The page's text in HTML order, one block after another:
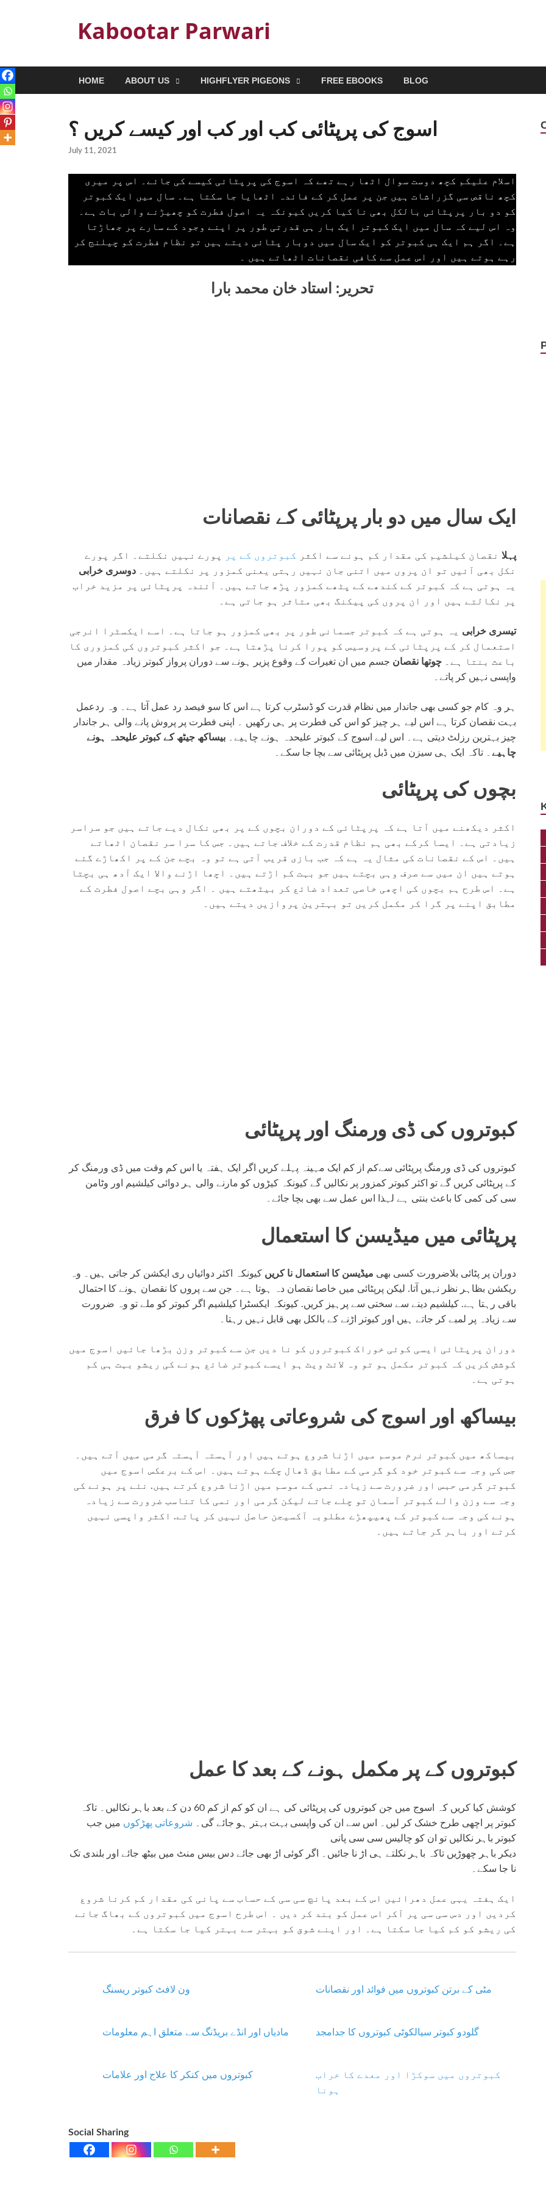
Kabootar Parwari
HOME ABOUT US HIGHFLYER PIGEONS FREE EBOOKS BLOG
اسوج کی پرپٹائی کب اور کب اور کیسے کریں ؟
July 11, 2021
اسلام علیکم کچھ دوست سوال اٹھا رہے تھے کہ اسوج کی پرپٹائی کیسے کی جائے۔ اس پر میری
کچھ ناقص سی گزراشات ہیں جن پر عمل کر کے فائدہ اٹھایا جا سکتا ہے۔ سال میں ایک کبوتر
کو دو بار پرپٹائی بالکل بھی نا کیا کریں کیونکہ یہ اصول فطرت کو چھیڑنے والی بات ہے۔
وہ اس لیے کہ سال میں ایک کبوتر ایک بار ہی قدرتی طور پر اپنے وجود کے سارے پر جھاڑتا
ہے۔ اگر ہم ایک ہی کبوتر کو ایک سال میں دوبار پٹائی دیتے ہیں تو نظام فطرت کو چیلنج کر
رہے ہوتے ہیں اور اس عمل سے کافی نقصانات اٹھاتے ہیں ۔
تحریر: استاد خان محمد بارا
ایک سال میں دو بار پرپٹائی کے نقصانات
پہلا نقصان کیلشیم کی مقدار کم ہونے سے اکثر کبوتروں کے پر
پورے نہیں نکلتے۔ اگر پورے
نکل بھی آئیں تو ان پروں میں اتنی جان نہیں رہتی یعنی کمزور پر نکلتے ہیں۔ دوسری خرابی
یہ ہوتی ہے کہ کبوتر کے کندھے کے پٹھے کمزور پڑھ جاتے ہیں۔ آئندہ پرپٹائی پر مزید خراب
پر نکالتے ہیں اور ان پروں کی پیکنگ بھی متاثر ہو جاتی ہے۔
تیسری خرابی یہ ہوتی ہے کہ کبوتر جسمانی طور پر بھی کمزور ہو جاتا ہے۔ اسے ایکسٹرا انرجی
استعمال کر کے پرپٹائی کے پروسیس کو پورا کرنا پڑھتا ہے۔ جو اکثر کبوتروں کی کمزوری کا
باعث بنتا ہے۔ چوتھا نقصان جسم میں ان تغیرات کے وقوع پزیر ہونے سے دوران پرواز کبوتر زیادہ مقدار میں
واپسی نہیں کر پاتے۔
ہر وہ کام جو کسی بھی جاندار میں نظام قدرت کو ڈسٹرب کرتا ہے اس کا سو فیصد رد عمل آتا ہے۔ وہ ردعمل
بہت نقصان کرتا ہے اس لیے ہر چیز کو اس کی فطرت پر ہی رکھیں ۔ اپنی فطرت پر پروش پانے والی ہر جاندار
چیز بہترین رزلٹ دیتی ہے۔ اس لیے اسوج کے کبوتر علیحدہ ہونے چاہیے۔ بیساکھ جیٹھ کے کبوتر علیحدہ ہونے
چاہیے ۔ تاکہ ایک ہی سیزن میں ڈبل پرپٹائی سے بچا جا سکے۔
بچوں کی پرپٹائی
اکثر دیکھنے میں آتا ہے کہ پرپٹائی کے دوران بچوں کے پر بھی نکال دیے جاتے ہیں جو سراسر
زیادتی ہے۔ ایسا کرکے بھی ہم نظام قدرت کے خلاف جاتے ہیں۔ جس کا سرا سر نقصان اٹھاتے
ہیں۔ اس کے نقصانات کی مثال یہ ہے کہ جب بازی قریب آتی ہے تو وہ بچے جن کے پر اکھاڑے گئے
ہوتے ہیں ان میں سے صرف وہی بچتے ہیں جو بہت کم اڑتے ہیں۔ اچھا اڑنے والا ایک آدھ ہی بچتا
ہے۔ اس طرح ہم بچوں کی اچھی خاصی تعداد ضائع کر بیٹھتے ہیں ۔ اگر وہی بچے اصول فطرت کے
مطابق اپنے پر گرا کر مکمل کریں تو بہترین پروازیں دیتے ہیں۔
کبوتروں کی ڈی ورمنگ اور پرپٹائی
کبوتروں کی ڈی ورمنگ پرپٹائی سےکم از کم ایک مہینہ پہلے کریں اگر ایک ہفتہ یا اس کم وقت میں ڈی ورمنگ کر
کے پرپٹائی کریں گے تو اکثر کبوتر کمزور پر نکالیں گے کیونکہ کیڑوں کو مارنے والی ہر دوائی کیلشیم اور وٹامن
سی کی کمی کا باعث بنتی ہے لہذا اس عمل سے بھی بچا جائے۔
پرپٹائی میں میڈیسن کا استعمال
دوران پر پٹائی بلاضرورت کسی بھی میڈیسن کا استعمال نا کریں کیونکہ اکثر دوائیاں ری ایکشن کر جاتی ہیں۔ وہ
ریکشن بظاہر نظر نہیں آتا. لیکن پرپٹائی میں خاصا نقصان دہ ہوتا ہے۔ جن سے پروں کا نقصان ہونے کا احتمال
باقی رہتا ہے. کیلشیم دینے سے سختی سے پرہیز کریں. کیونکہ ایکسٹرا کیلشیم اگر کبوتر کو ملے تو وہ ضرورت
سے زیادہ پر لمبے کر جاتے ہیں اور کبوتر اڑنے کے بالکل بھی قابل نہیں رہتا۔
دوران پرپٹائی ایسی کوئی خوراک کبوتروں کو نا دیں جن سے کبوتر وزن بڑھا جائیں اسوج میں
کوشش کریں کہ کبوتر مکمل ہو تو وہ لائٹ ویٹ ہو ایسے کبوتر ضائع ہونے کی ریشو بہت ہی کم
ہوتی ہے۔
بیساکھ اور اسوج کی شروعاتی پھڑکوں کا فرق
بیساکھ میں کبوتر نرم موسم میں اڑنا شروع ہوتے ہیں اور آہستہ آہستہ گرمی میں آتے ہیں۔
جس کی وجہ سے کبوتر خود کو گرمی کے مطابق ڈھال چکے ہوتے ہیں۔ اس کے برعکس اسوج میں
کبوتر گرمی حبس اور ضرورت سے زیادہ نمی کے موسم میں اڑنا شروع کرتے ہیں. نئے پر ہونے کی
وجہ سے وزن والے کبوتر آسمان تو چلے جاتے لیکن گرمی اور نمی کا تناسب ضرورت سے زیادہ
ہونے کی وجہ سے کبوتر کے پھیپھڑے مطلوبہ آکسیجن حاصل نہیں کر پاتے. اکثر واپسی نہیں
کرتے اور باہر گر جاتے ہیں۔
کبوتروں کے پر مکمل ہونے کے بعد کا عمل
کوشش کیا کریں کہ اسوج میں جن کبوتروں کی پرپٹائی کی ہے ان کو کم از کم 60 دن کے بعد باہر نکالیں۔ تاکہ
کبوتر پر اچھی طرح خشک کر لیں۔ اس سے ان کی واپسی بہت بہتر ہو جائے گی۔ شروعاتی پھڑکوں میں جب
کبوتر باہر نکالیں تو ان کو چالیس سی سی پانی
دیکر باہر چھوڑیں تاکہ باہر نکلتے ہی اڑ نا جائیں۔ اگر کوئی اڑ بھی جائے دس بیس منٹ میں بیٹھ جائے اور بلندی تک
نا جا سکے۔
ایک ہفتہ یہی عمل دھرائیں اس کے بعد پانچ سی سی کے حساب سے پانی کی مقدار کم کرنا شروع
کردیں اور دس سی سی پر آکر اس عمل کو بند کر دیں ۔ اس طرح اسوج میں کبوتروں کے بھاگ جانے
کی ریشو کو کم کیا جا سکتا ہے۔ اور اپنے شوق کو بہتر سے بہتر کیا جا سکتا ہے۔
ون لافٹ کبوتر ریسنگ مٹی کے برتن کبوتروں میں فوائد اور نقصانات
مادیاں اور انڈے بریڈنگ سے متعلق اہم معلومات گلودو کبوتر سیالکوٹی کبوتروں کا جدامجد
کبوتروں میں کنکر کا علاج اور علامات
کبوتروں میں سوکڑا اور معدے کا خراب
ہونا
Social Sharing